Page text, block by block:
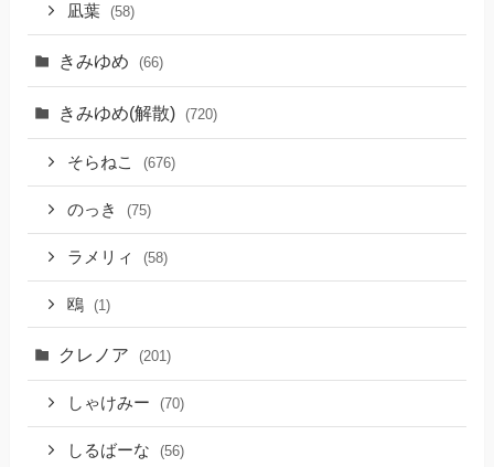
凪葉 (58)
きみゆめ (66)
きみゆめ(解散) (720)
そらねこ (676)
のっき (75)
ラメリィ (58)
鴎 (1)
クレノア (201)
しゃけみー (70)
しるばーな (56)